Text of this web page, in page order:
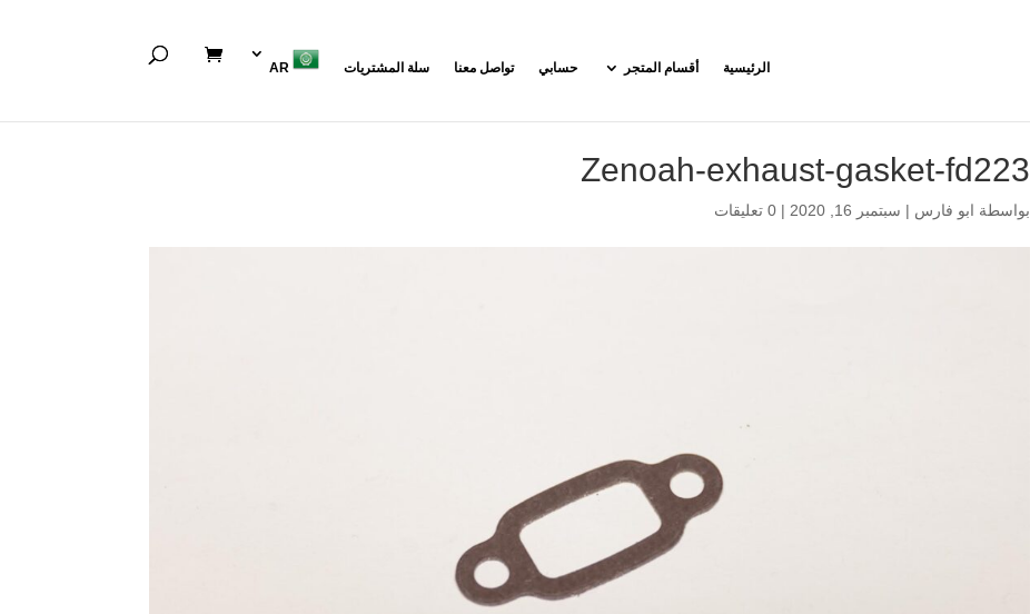
الرئيسية أقسام المتجر حسابي تواصل معنا سلة المشتريات AR
Zenoah-exhaust-gasket-fd223
بواسطة ابو فارس | سبتمبر 16, 2020 | 0 تعليقات